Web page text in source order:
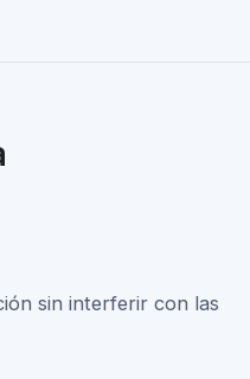
sin interferir con las